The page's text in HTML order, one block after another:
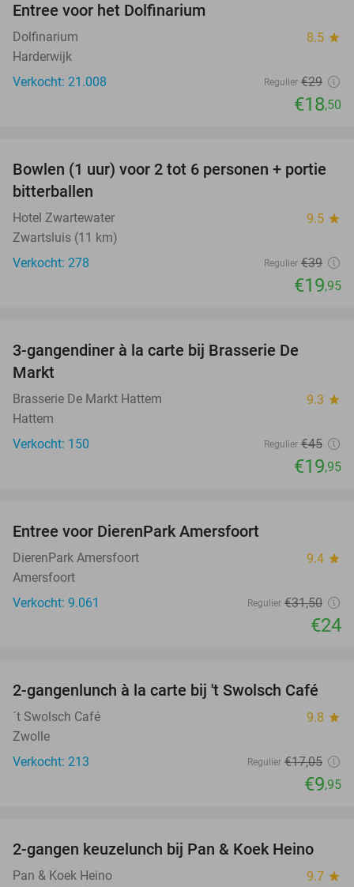
Entree voor het Dolfinarium
Dolfinarium 8.5 star
Harderwijk
Verkocht: 21.008
Regulier €29
€18,50
49%
Bowlen (1 uur) voor 2 tot 6 personen + portie
bitterballen
Hotel Zwartewater 9.5 star
Zwartsluis (11 km)
Verkocht: 278
Regulier €39
€19,95
3-gangendiner à la carte bij Brasserie De
Markt
Brasserie De Markt Hattem 9.3 star
Hattem
Verkocht: 150
Regulier €45
€19,95
Entree voor DierenPark Amersfoort
DierenPark Amersfoort 9.4 star
Amersfoort
Verkocht: 9.061
Regulier €31,50
€24
42%
2-gangenlunch à la carte bij 't Swolsch Café
´t Swolsch Café 9.8 star
Zwolle
Verkocht: 213
Regulier €17,05
€9,95
44%
2-gangen keuzelunch bij Pan & Koek Heino
Pan & Koek Heino 9.7 star